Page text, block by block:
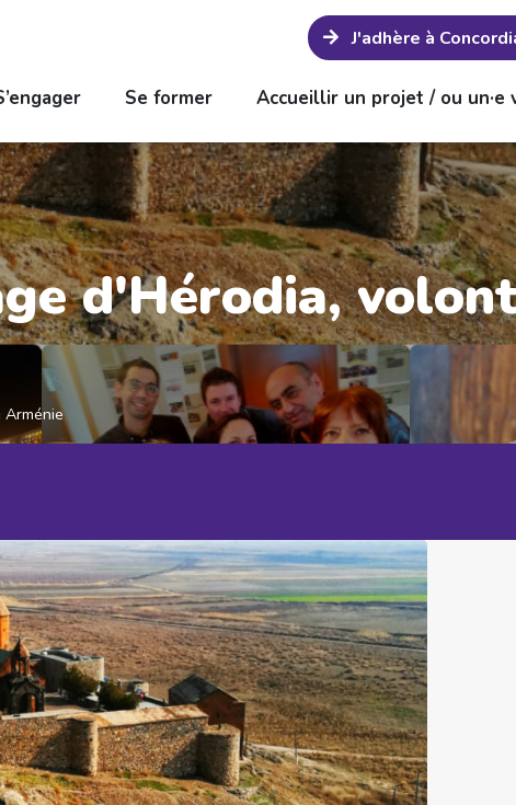
J'adhère à
Se former Accueillir un projet / ou un·e
d'Hérodia,